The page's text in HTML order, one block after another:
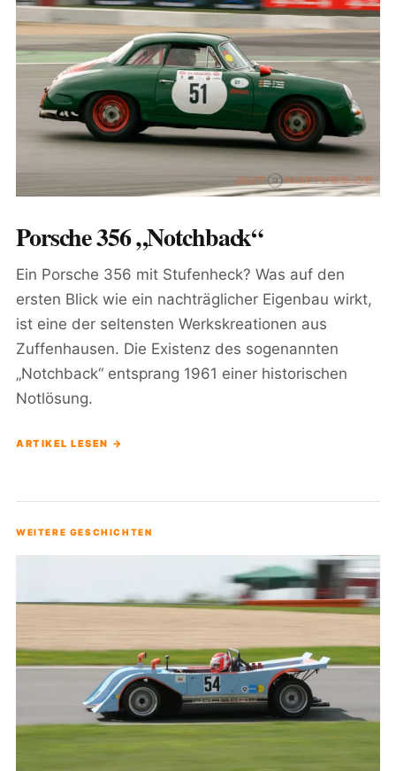
Porsche 356 „Notchback“
Ein Porsche 356 mit Stufenheck? Was auf den
ersten Blick wie ein nachträglicher Eigenbau wirkt,
ist eine der seltensten Werkskreationen aus
Zuffenhausen. Die Existenz des sogenannten
„Notchback“ entsprang 1961 einer historischen
Notlösung.
ARTIKEL LESEN →
WEITERE GESCHICHTEN